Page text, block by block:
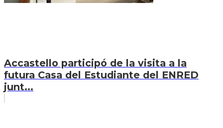
Accastello participó de la visita a la
futura Casa del Estudiante del ENRED
junt...